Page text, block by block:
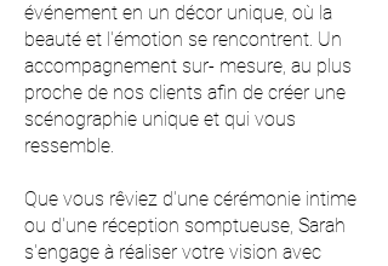
événement en un décor unique, où la
beauté et l'émotion se rencontrent. Un
accompagnement sur- mesure, au plus
proche de nos clients afin de créer une
scénographie unique et qui vous
ressemble.
Que vous rêviez d'une cérémonie intime
ou d'une réception somptueuse, Sarah
s'engage à réaliser votre vision avec